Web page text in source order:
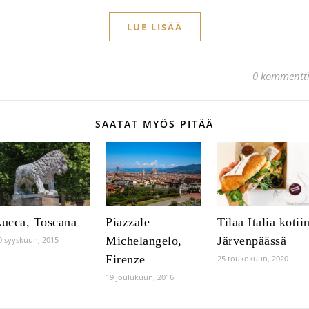
LUE LISÄÄ
0
SAATAT MYÖS PITÄÄ
Toscana
syyskuun, 2015
Piazzale
Michelangelo,
Firenze
19 joulukuun, 2016
Tilaa Italia
Järvenpäässä
25 toukokuun, 2020